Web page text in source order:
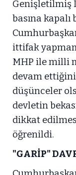
Genişletilmiş
basına
ittifak
MHP ile milli
devam
düşünceler
devletin
dikkat
öğrenildi.
"GARİP"